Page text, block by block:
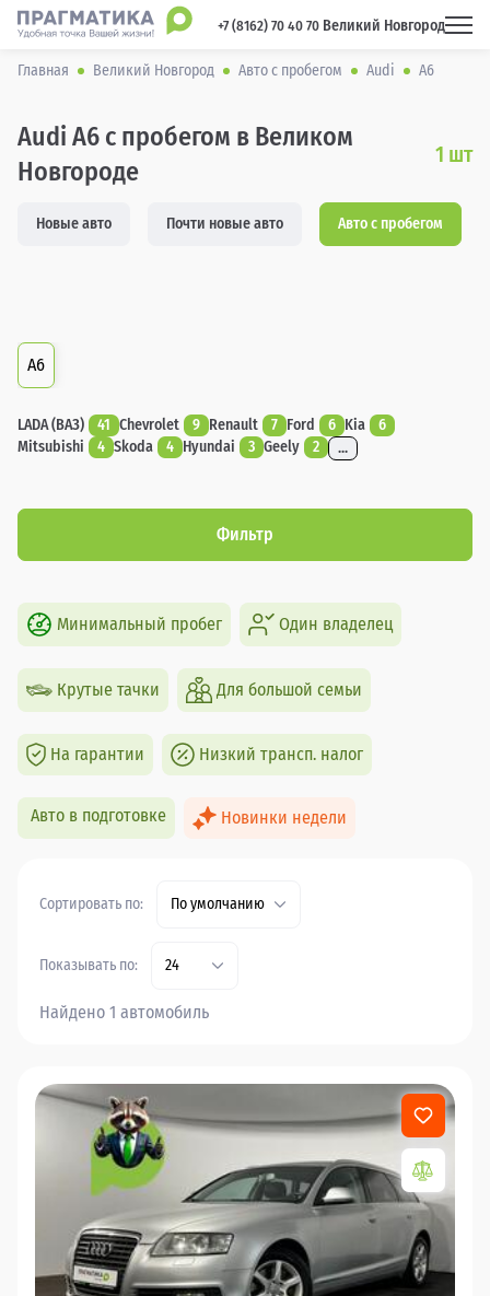
+7 (8162) 70 40 70 Великий Новгород
Главная Великий Новгород Авто с пробегом Audi A6
Audi A6 с пробегом в Великом
Новгороде
1 шт
Новые авто Почти новые авто Авто с пробегом
A6
LADA (ВАЗ) 41 Chevrolet 9 Renault 7 Ford 6 Kia
6
Mitsubishi
4 Skoda 4 Hyundai 3 Geely 2 ...
Фильтр
Минимальный пробег Один владелец
Крутые тачки Для большой семьи
На гарантии Низкий трансп. налог
Авто в подготовке Новинки недели
Сортировать по: По умолчанию
Показывать по: 24
Найдено 1 автомобиль